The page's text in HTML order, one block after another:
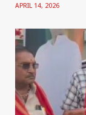
APRIL 14, 2026